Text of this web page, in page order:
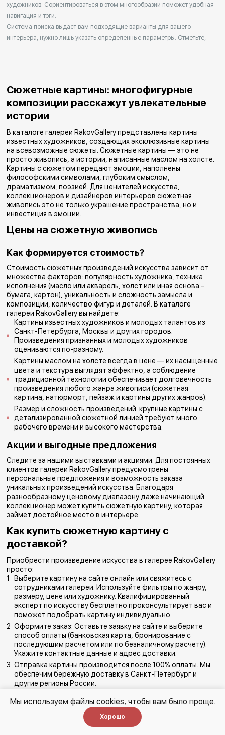
Наши сотрудники распаковывают картины и
помогают с выбором подходящего места в
интерьере.
Если Вам нужно время на обдумывание покупки
- мы можем оставить выбранные Вами
произведения сроком до 7 дней у Вас дома -
равный стоимости картины.
художников. Сориентироваться в этом многообразии поможет удобная
навигация и тэги.
Система поиска выдаст вам подходящие варианты для вашего
интерьера, нужно лишь указать определенные параметры. Отметьте,
соответствующий тэг, вы сможете подобрать модные дизайнерские
картины для интерьера. Каждый найдет в RakovGallery живопись по
своему вкусу.
особенный вкус хозяина дома и создать в интерьере определенную
атмосферу. Если в процессе выбора или заказа у вас возникли вопросы,
то наши менеджеры дадут вам консультацию по любому из них.
Чтобы купить красивые картины для домашнего интерьера, обратитесь к
искусствоведам RakovGallery: ✓опыт 12+ лет, ✓100+ художников, ✓+4
000 картин.
☎+7 (906) 262-55-33
Сюжетные картины: многофигурные
композиции расскажут увлекательные
истории
В каталоге галереи RakovGallery представлены картины
известных художников, создающих эксклюзивные картины
на всевозможные сюжеты. Сюжетные картины — это не
просто живопись, а истории, написанные маслом на холсте.
Картины с сюжетом передают эмоции, наполнены
философскими символами, глубоким смыслом,
драматизмом, поэзией. Для ценителей искусства,
коллекционеров и дизайнеров интерьеров сюжетная
живопись это не только украшение пространства, но и
инвестиция в эмоции.
Цены на сюжетную живопись
Как формируется стоимость?
Стоимость сюжетных произведений искусства зависит от
множества факторов: популярность художника, техника
исполнения (масло или акварель, холст или иная основа –
бумага, картон), уникальность и сложность замысла и
композиции, количество фигур и деталей. В каталоге
галереи RakovGallery вы найдете:
Картины известных художников и молодых талантов из
Санкт-Петербурга, Москвы и других городов.
Произведения признанных и молодых художников
оцениваются по-разному.
Картины маслом на холсте всегда в цене — их насыщенные
цвета и текстура выглядят эффектно, а соблюдение
традиционной технологии обеспечивает долговечность
произведения любого жанра живописи (сюжетная
картина, натюрморт, пейзаж и картины других жанров).
Размер и сложность произведений: крупные картины с
детализированной сюжетной линией требуют много
рабочего времени и высокого мастерства.
Акции и выгодные предложения
Следите за нашими выставками и акциями. Для постоянных
клиентов галереи RakovGallery предусмотрены
персональные предложения и возможность заказа
уникальных произведений искусства. Благодаря
разнообразному ценовому диапазону даже начинающий
коллекционер может купить сюжетную картину, которая
займет достойное место в интерьере.
Как купить сюжетную картину с
доставкой?
Приобрести произведение искусства в галерее RakovGallery
просто:
Выберите картину на сайте онлайн или свяжитесь с
сотрудниками галереи. Используйте фильтры по жанру,
размеру, цене или художнику. Квалифицированный
эксперт по искусству бесплатно проконсультирует вас и
поможет подобрать картину индивидуально.
Оформите заказ: Оставьте заявку на сайте и выберите
способ оплаты (банковская карта, бронирование с
последующим расчетом или по безналичному расчету).
Укажите контактные данные и адрес доставки.
Отправка картины производится после 100% оплаты. Мы
обеспечим бережную доставку в Санкт-Петербург и
другие регионы России.
Условия доставки и оплаты
Доставка: СДЭК, EMS или DHL – по выбору клиента.
Возможна экспресс-доставка по запросу.
Мы используем файлы cookies, чтобы вам было проще.
Хорошо